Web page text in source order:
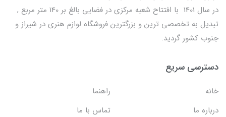
در سال 1401 با افتتاح شعبه مرکزی در فضایی بالغ بر 140 متر مربع ,
تبدیل به تخصصی ترین و بزرگترین فروشگاه لوازم هنری در شیراز و
جنوب کشور گردید.
دسترسی سریع
خانه
راهنما
درباره ما
تماس با ما